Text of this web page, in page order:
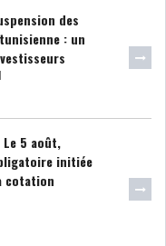
SE
APPEL À
L...
des
: un
Le 5 août,
initiée
cotation